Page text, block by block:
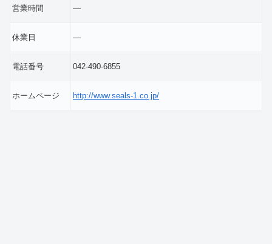
営業時間 ―
休業日 ―
電話番号 042-490-6855
ホームページ http://www.seals-1.co.jp/